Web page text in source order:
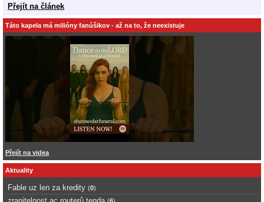
Přejít na článek
Táto kapela má milióny fanúšikov - až na to, že neexistuje
Přejít na videa
Aktuality
Fable uz len za kredity (0)
(6)